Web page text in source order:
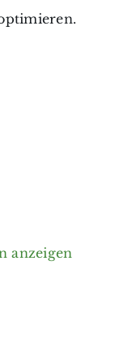
anzeigen